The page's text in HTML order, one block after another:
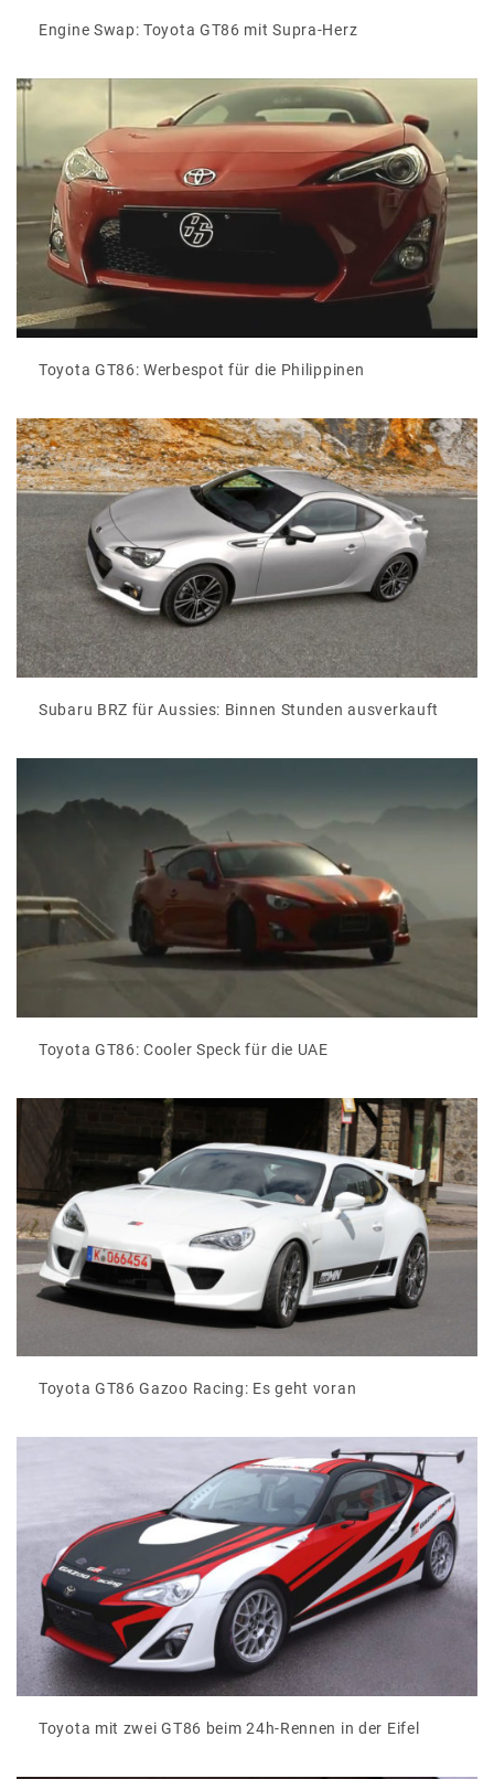
Engine Swap: Toyota GT86 mit Supra-Herz
Toyota GT86: Werbespot für die Philippinen
Subaru BRZ für Aussies: Binnen Stunden ausverkauft
Toyota GT86: Cooler Speck für die UAE
Toyota GT86 Gazoo Racing: Es geht voran
Toyota mit zwei GT86 beim 24h-Rennen in der Eifel